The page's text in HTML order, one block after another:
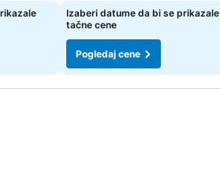
Pogledaj cene
Izaberi datume da bi se prikazale
tačne cene
Pogledaj cene